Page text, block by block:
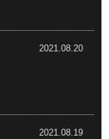
2021.08.20
2021.08.19